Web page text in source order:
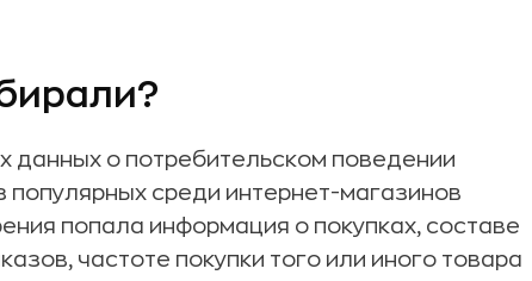
данных о потребительском поведении
среди интернет-магазинов
попала информация о покупках, составе
частоте покупки того или иного товара